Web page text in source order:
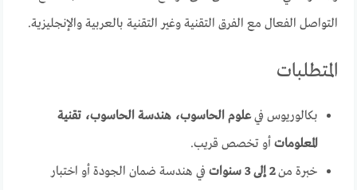
التواصل الفعال مع الفرق التقنية وغير التقنية بالعربية والإنجليزية.
المتطلبات
بكالوريوس فيعلوم الحاسوب، هندسة الحاسوب، تقنية
المعلومات أو تخصص قريب.
خبرة من2 إلى 3 سنوات
في هندسة ضمان الجودة أو اختبار